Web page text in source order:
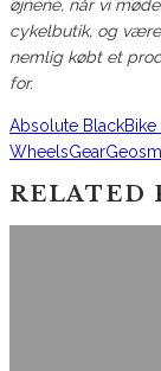
øjnene, når vi
cykelbutik, og
nemlig købt et
for.
Absolute Black
WheelsGear
RELATED